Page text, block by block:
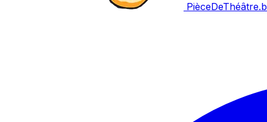
PièceDeThéâtre